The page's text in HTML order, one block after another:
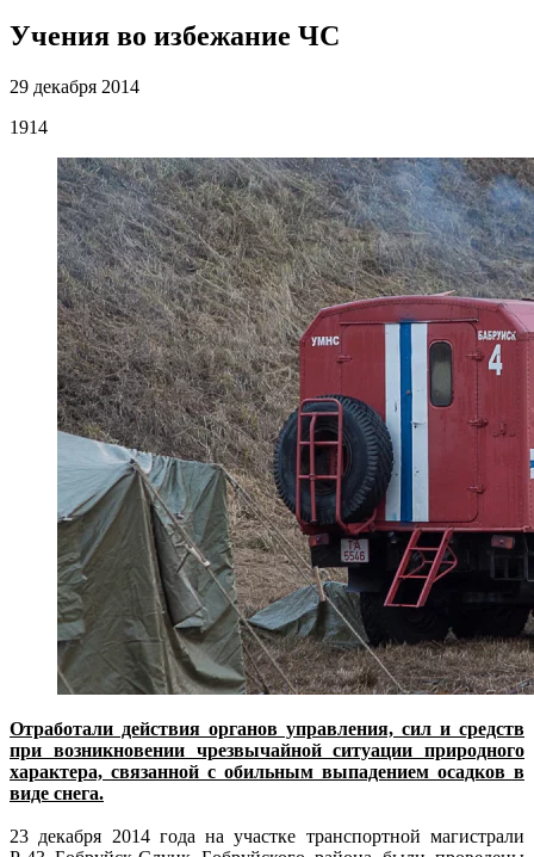
Учения во избежание ЧС
29 декабря 2014
1914
Отработали действия органов управления, сил и средств
при возникновении чрезвычайной ситуации природного
характера, связанной с обильным выпадением осадков в
виде снега.
23 декабря 2014 года на участке транспортной магистрали